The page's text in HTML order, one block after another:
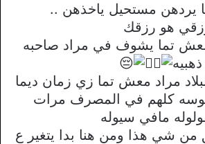
يردهن مستحيل ياخذهن ..
هو رزقك
تما يشوف في مراد صاحبه
مراد معش تما زي زمان ديما
كلهم في المصرف مرات
مافي سيوله
من شي هذا ومن هنا بدا يتغير ع